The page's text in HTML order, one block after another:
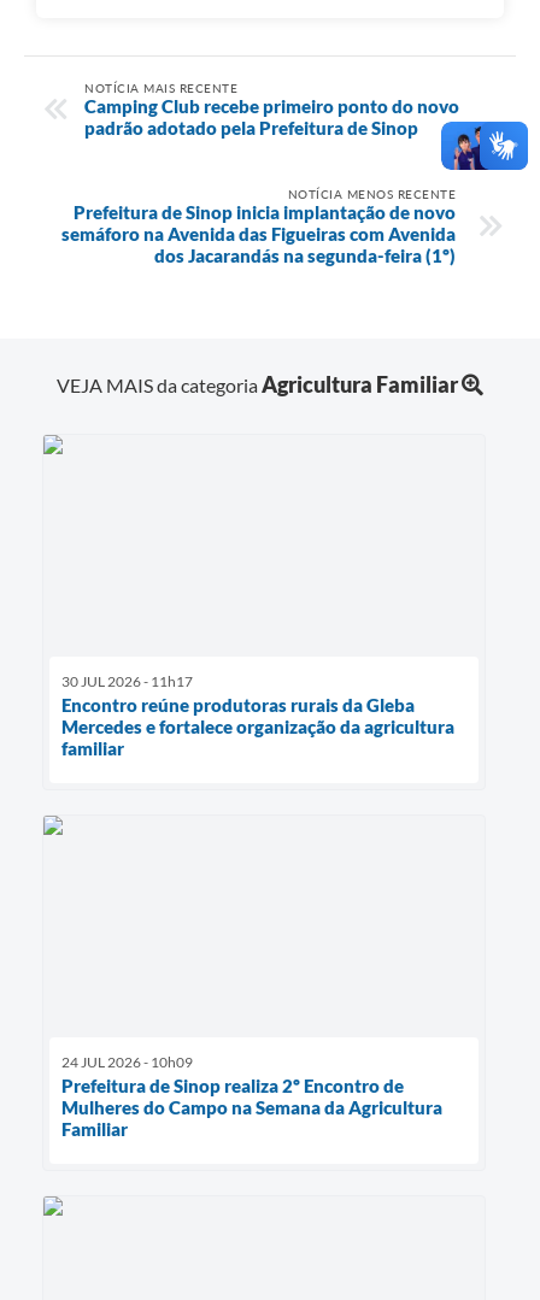
NOTÍCIA MAIS RECENTE
Camping Club recebe primeiro ponto do novo
padrão adotado pela Prefeitura de Sinop
NOTÍCIA MENOS RECENTE
Prefeitura de Sinop inicia implantação de novo
semáforo na Avenida das Figueiras com Avenida
dos Jacarandás na segunda-feira (1º)
VEJA MAIS da categoriaAgricultura Familiar
30 JUL 2026 - 11h17
Encontro reúne produtoras rurais da Gleba
Mercedes e fortalece organização da agricultura
familiar
24 JUL 2026 - 10h09
Prefeitura de Sinop realiza 2º Encontro de
Mulheres do Campo na Semana da Agricultura
Familiar